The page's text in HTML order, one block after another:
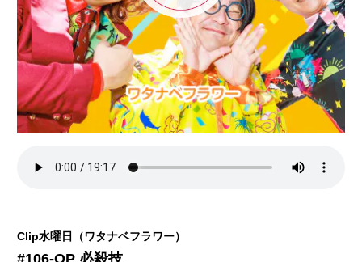
Clip水曜日（ワタナベフラワー）
#106-OP 必殺技